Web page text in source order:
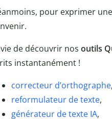
pour exprimer
de découvrir nos outils
instantanément !
correcteur d’orthographe,
reformulateur de texte,
générateur de texte IA,